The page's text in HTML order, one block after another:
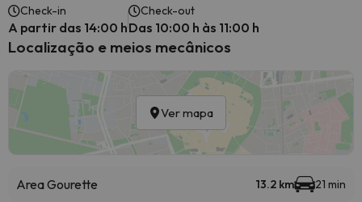
Check-in
A partir das 14:00 h
Check-out
Das 10:00 h às 11:00 h
Localização e meios mecânicos
Ver mapa
Area Gourette 13.2 km 21 min